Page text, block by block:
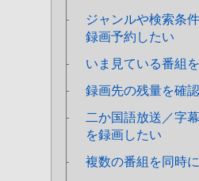
ジャンルや検索条
録画予約したい
いま見ている番組
録画先の残量を確
二か国語放送／字
を録画したい
複数の番組を同時